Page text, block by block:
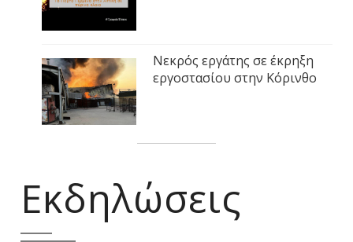
Νεκρός εργάτης σε έκρηξη
εργοστασίου στην Κόρινθο
Εκδηλώσεις